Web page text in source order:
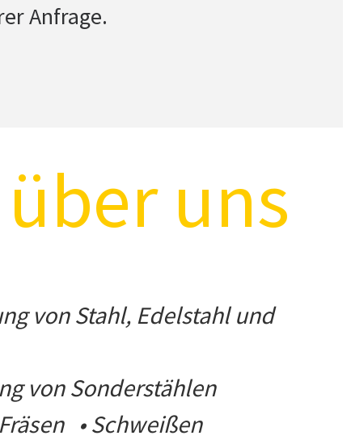
Anfrage.
uns
von Stahl, Edelstahl und
von Sonderstählen
• Schweißen